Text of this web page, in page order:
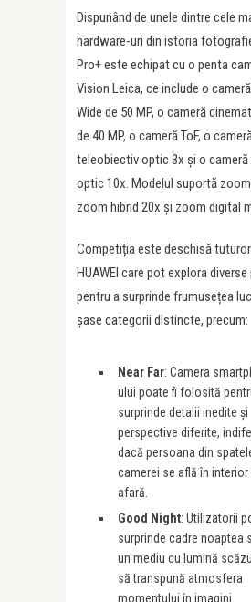
Dispunând de unele dintre cele
hardware-uri din istoria
Pro+ este echipat cu o penta
Vision Leica, ce include o
Wide de 50 MP, o cameră
de 40 MP, o cameră ToF, o
teleobiectiv optic 3x și o
optic 10x. Modelul suportă
zoom hibrid 20x și zoom digital
Competiția este deschisă
HUAWEI care pot explora
pentru a surprinde frumusețea
șase categorii distincte, precum:
Near Far: Camera
ului poate fi folosită
surprinde detalii inedite și
perspective diferite,
dacă persoana din
camerei se află în interior
afară.
Good Night: Utilizatorii
surprinde cadre noaptea
un mediu cu lumină
să transpună atmosfera
momentului în imagini.